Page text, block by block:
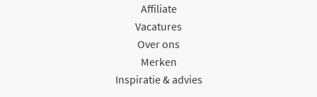
Affiliate
Vacatures
Over ons
Merken
Inspiratie & advies